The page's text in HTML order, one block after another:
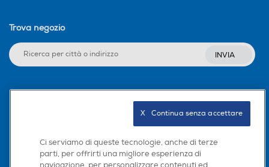
Trova negozio
INVIA
Scarica la nostra app
Ci serviamo di queste tecnologie, anche di terze
parti, per offrirti una migliore esperienza di
X   Continua senza accettare